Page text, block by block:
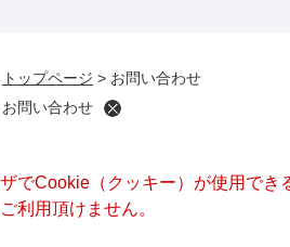
トップページ > お問い合わせ
お問い合わせ
でCookie（クッキー）が使用で
利用頂けません。